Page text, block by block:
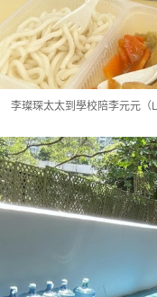
李璨琛太太到學校陪李元元（